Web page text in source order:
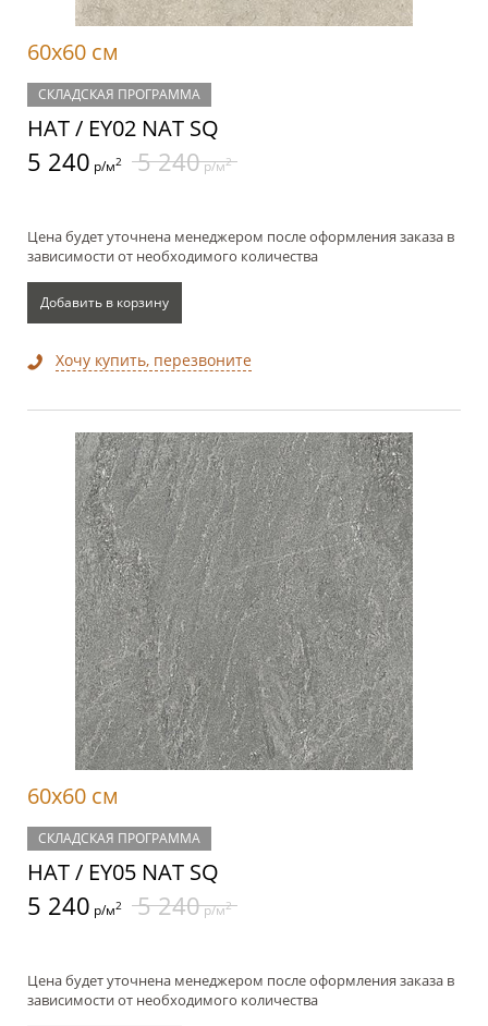
60x60 см
СКЛАДСКАЯ ПРОГРАММА
НАТ / EY02 NAT SQ
5 240 р/м2 5 240р/м2
Цена будет уточнена менеджером после оформления заказа в
зависимости от необходимого количества
Добавить в корзину
Хочу купить, перезвоните
60x60 см
СКЛАДСКАЯ ПРОГРАММА
НАТ / EY05 NAT SQ
5 240 р/м2 5 240р/м2
Цена будет уточнена менеджером после оформления заказа в
зависимости от необходимого количества